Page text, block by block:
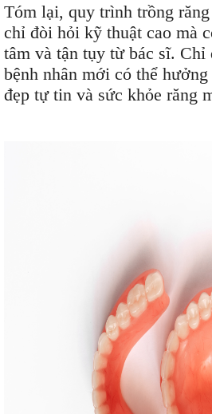
Tóm lại, quy trình trồng
chỉ đòi hỏi kỹ thuật cao mà
tâm và tận tụy từ bác sĩ. Chỉ
bệnh nhân mới có thể
đẹp tự tin và sức khỏe răng